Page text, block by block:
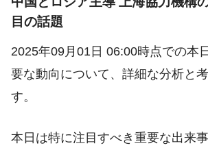
目の話題
2025年09月01日 06:00時点での本
要な動向について、詳細な分析と
す。
本日は特に注目すべき重要な出来